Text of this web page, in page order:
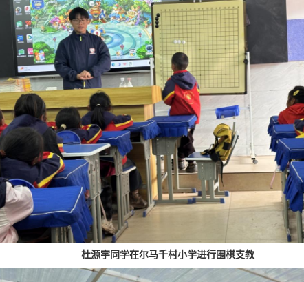
杜源宇同学在尔马千村小学进行围棋支教